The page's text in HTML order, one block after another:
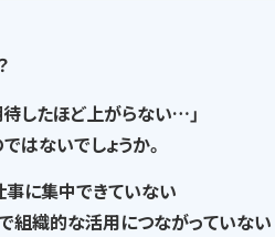
したほど上がらない…」
ではないでしょうか。
に集中できていない
組織的な活用につながっていない